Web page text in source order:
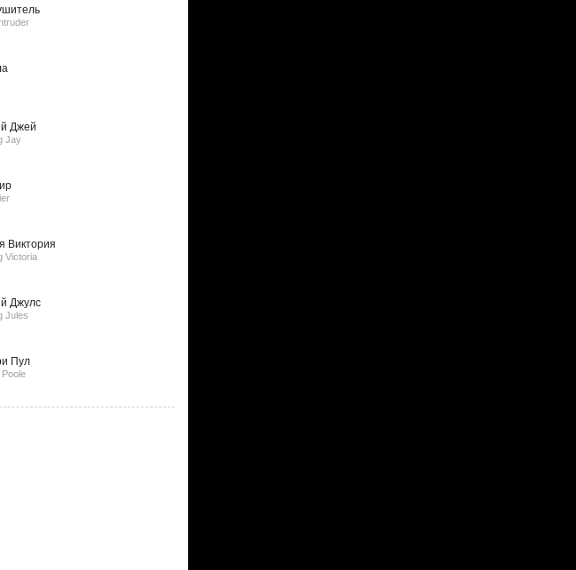
Джей
Jay
Виктория
Victoria
Джулс
Jules
Пул